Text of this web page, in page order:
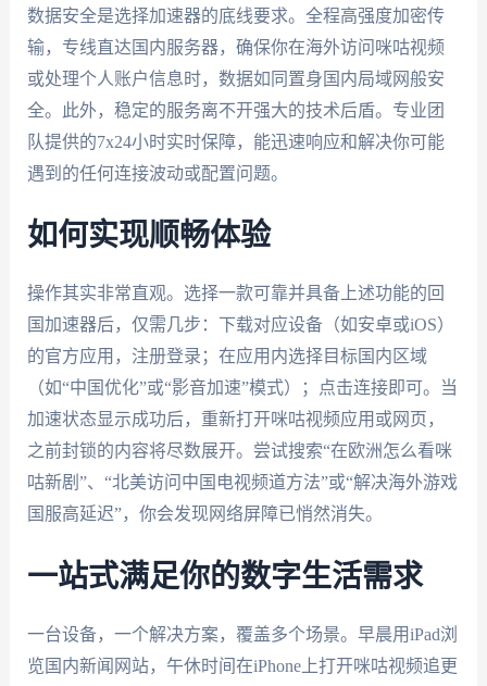
数据安全是选择加速器的底线要求。全程高强度加密传
输，专线直达国内服务器，确保你在海外访问咪咕视频
或处理个人账户信息时，数据如同置身国内局域网般安
全。此外，稳定的服务离不开强大的技术后盾。专业团
队提供的7x24小时实时保障，能迅速响应和解决你可能
遇到的任何连接波动或配置问题。
如何实现顺畅体验
操作其实非常直观。选择一款可靠并具备上述功能的回
国加速器后，仅需几步：下载对应设备（如安卓或iOS）
的官方应用，注册登录；在应用内选择目标国内区域
（如“中国优化”或“影音加速”模式）；点击连接即可。当
加速状态显示成功后，重新打开咪咕视频应用或网页，
之前封锁的内容将尽数展开。尝试搜索“在欧洲怎么看咪
咕新剧”、“北美访问中国电视频道方法”或“解决海外游戏
国服高延迟”，你会发现网络屏障已悄然消失。
一站式满足你的数字生活需求
一台设备，一个解决方案，覆盖多个场景。早晨用iPad浏
览国内新闻网站，午休时间在iPhone上打开咪咕视频追更